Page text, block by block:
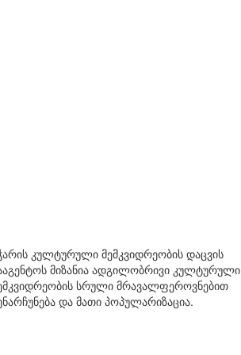
კულტურული მემკვიდრეობის დაცვის
მიზანია ადგილობრივი კულტურული
სრული მრავალფეროვნებით
და მათი პოპულარიზაცია.